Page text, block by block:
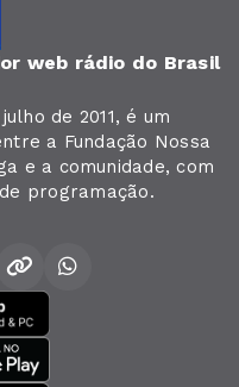
web rádio do Brasil
de 2011, é um
a Fundação Nossa
e a comunidade, com
programação.